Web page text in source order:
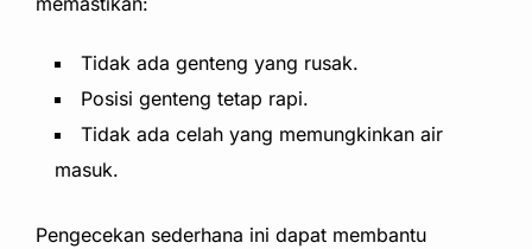
Tidak ada genteng yang rusak.
Posisi genteng tetap rapi.
Tidak ada celah yang memungkinkan air
masuk.
Pengecekan sederhana ini dapat membantu